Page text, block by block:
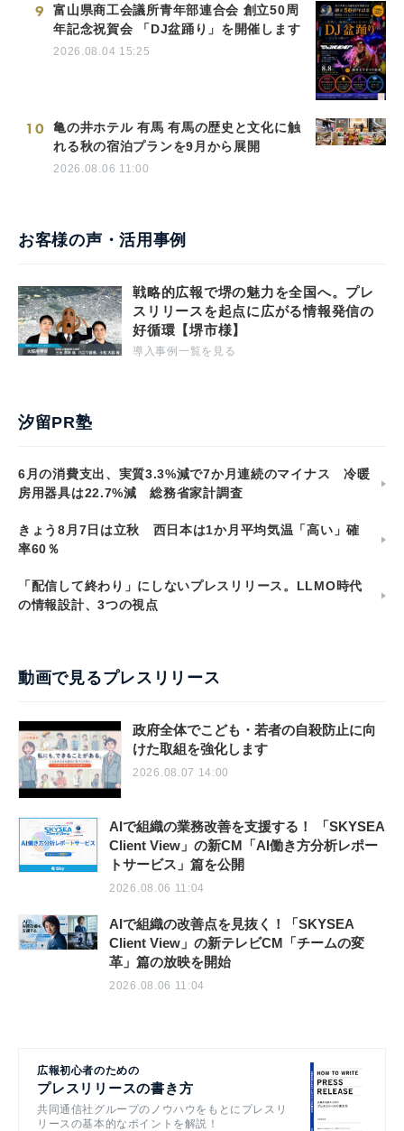
9
富山県商工会議所青年部連合会 創立50周
年記念祝賀会 「DJ盆踊り」を開催します
2026.08.04 15:25
10
亀の井ホテル 有馬 有馬の歴史と文化に触
れる秋の宿泊プランを9月から展開
2026.08.06 11:00
お客様の声・活用事例
戦略的広報で堺の魅力を全国へ。プレ
スリリースを起点に広がる情報発信の
好循環【堺市様】
導入事例一覧を見る
汐留PR塾
6月の消費支出、実質3.3%減で7か月連続のマイナス 冷暖
房用器具は22.7%減 総務省家計調査
きょう8月7日は立秋 西日本は1か月平均気温「高い」確
率60％
「配信して終わり」にしないプレスリリース。LLMO時代
の情報設計、3つの視点
動画で見るプレスリリース
政府全体でこども・若者の自殺防止に向
けた取組を強化します
2026.08.07 14:00
AIで組織の業務改善を支援する！ 「SKYSEA
Client View」の新CM「AI働き方分析レポー
トサービス」篇を公開
2026.08.06 11:04
AIで組織の改善点を見抜く！「SKYSEA
Client View」の新テレビCM「チームの変
革」篇の放映を開始
2026.08.06 11:04
広報初心者のための
プレスリリースの書き方
共同通信社グループのノウハウをもとにプレスリ
リースの基本的なポイントを解説！